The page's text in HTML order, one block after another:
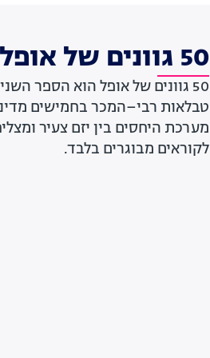
50 גוונים של אופל
50 גוונים של אופל הוא הספר
טבלאות רבי–המכר בחמישים
מערכת היחסים בין יזם צעיר
לקוראים מבוגרים בלבד.